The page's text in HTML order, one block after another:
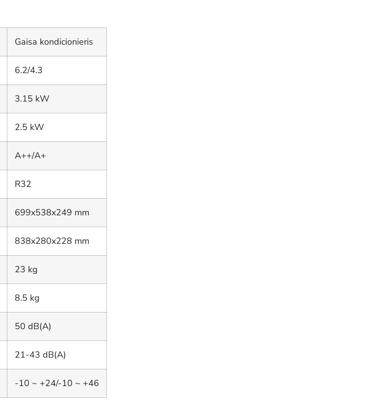
Gaisa kondicionieris
6.2/4.3
3.15 kW
2.5 kW
A++/A+
R32
699x538x249 mm
838x280x228 mm
23 kg
8.5 kg
50 dB(A)
21-43 dB(A)
-10 ~ +24/-10 ~ +46